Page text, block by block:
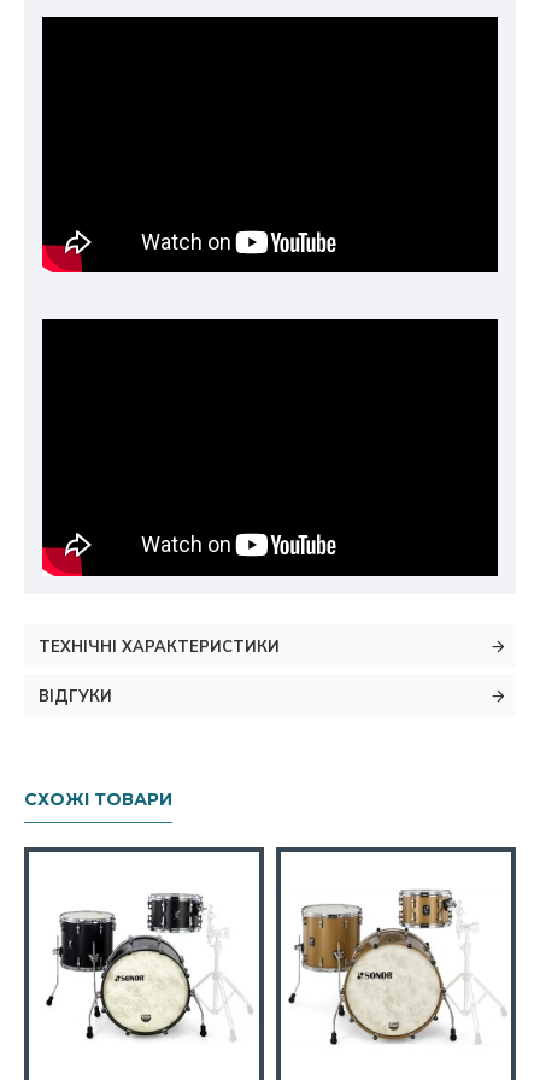
ТЕХНІЧНІ ХАРАКТЕРИСТИКИ
ВІДГУКИ
СХОЖІ ТОВАРИ